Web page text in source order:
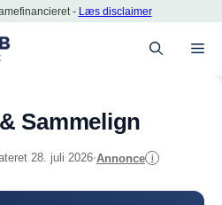
- Læs disclaimer
Sammelign
28. juli 2026·Annonce i